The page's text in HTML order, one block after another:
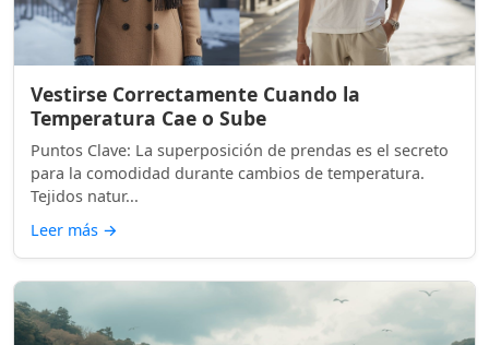
Vestirse Correctamente Cuando la
Temperatura Cae o Sube
Puntos Clave: La superposición de prendas es el secreto
para la comodidad durante cambios de temperatura.
Tejidos natur...
Leer más →